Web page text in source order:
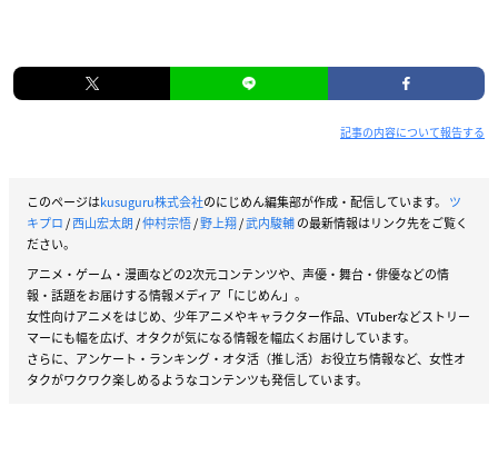
記事の内容について報告する
このページはkusuguru株式会社のにじめん編集部が作成・配信しています。 ツ
キプロ/西山宏太朗/仲村宗悟/野上翔/武内駿輔の最新情報はリンク先をご覧く
ださい。
アニメ・ゲーム・漫画などの2次元コンテンツや、声優・舞台・俳優などの情
報・話題をお届けする情報メディア「にじめん」。
女性向けアニメをはじめ、少年アニメやキャラクター作品、VTuberなどストリー
マーにも幅を広げ、オタクが気になる情報を幅広くお届けしています。
さらに、アンケート・ランキング・オタ活（推し活）お役立ち情報など、女性オ
タクがワクワク楽しめるようなコンテンツも発信しています。